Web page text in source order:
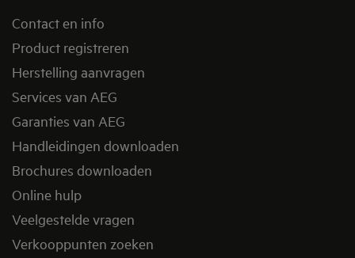
Contact en info
Product registreren
Herstelling aanvragen
Services van AEG
Garanties van AEG
Handleidingen downloaden
Brochures downloaden
Online hulp
Veelgestelde vragen
Verkooppunten zoeken